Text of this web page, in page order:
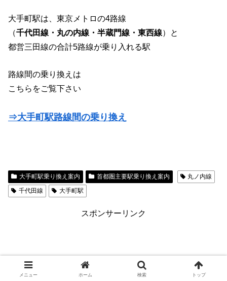
大手町駅は、東京メトロの4路線
（千代田線・丸の内線・半蔵門線・東西線）と
都営三田線の合計5路線が乗り入れる駅
路線間の乗り換えは
こちらをご覧下さい
⇒大手町駅路線間の乗り換え
大手町駅乗り換え案内 首都圏主要駅乗り換え案内
丸ノ内線
千代田線
大手町駅
スポンサーリンク
メニュー ホーム 検索 トップ